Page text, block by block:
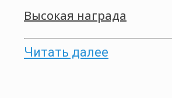
Высокая награда
Читать далее